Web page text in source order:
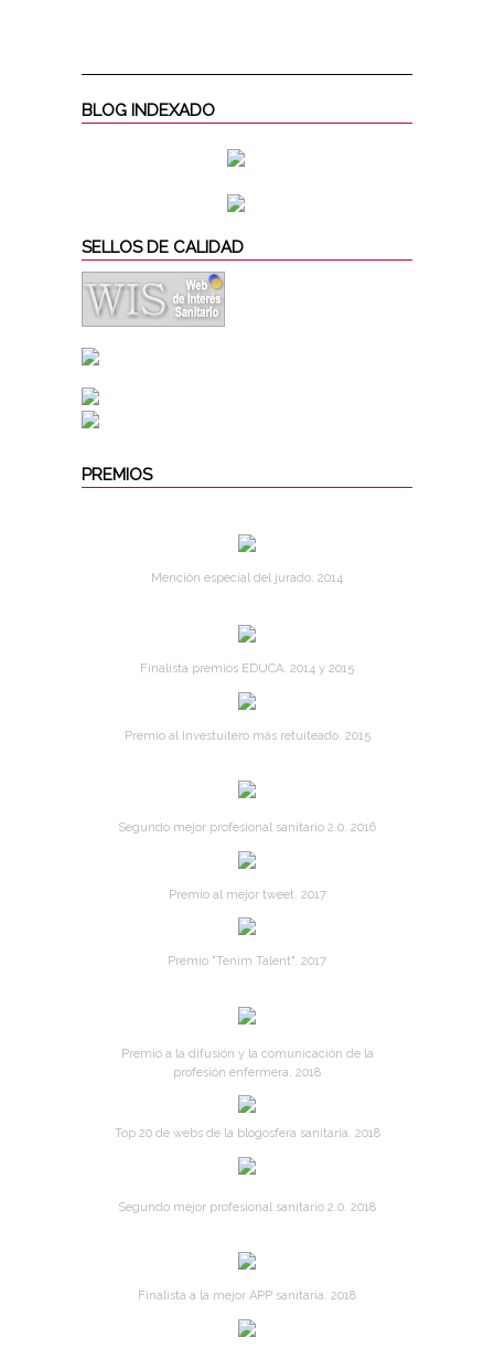
BLOG INDEXADO
SELLOS DE CALIDAD
PREMIOS
Mención especial del jurado. 2014
Finalista premios EDUCA. 2014 y 2015
Premio al Investuitero más retuiteado. 2015
Segundo mejor profesional sanitario 2.0. 2016
Premio al mejor tweet. 2017
Premio "Tenim Talent". 2017
Premio a la difusión y la comunicación de la
profesión enfermera. 2018
Top 20 de webs de la blogosfera sanitaria. 2018
Segundo mejor profesional sanitario 2.0. 2018
Finalista a la mejor APP sanitaria. 2018